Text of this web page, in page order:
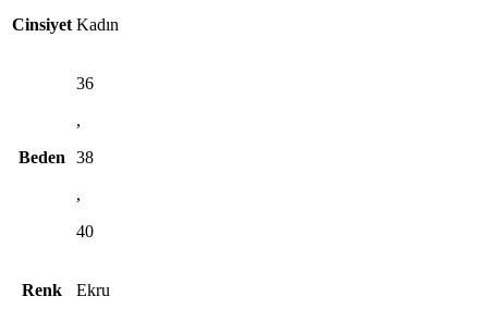
Cinsiyet Kadın
Beden
36
,
38
,
40
Renk Ekru